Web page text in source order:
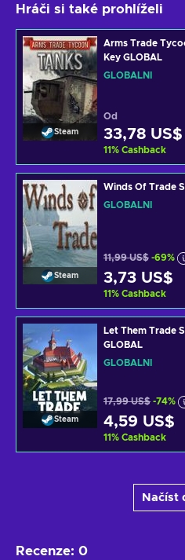
Hráči si také prohlíželi
Steam
Arms Trade
Key GLOBAL
GLOBÁLNÍ
Od
33,78 US$
11% Cashback
Steam
Winds Of Trade
GLOBÁLNÍ
11,99 US$ -69%
3,73 US$
11% Cashback
Steam
Let Them Trade
GLOBAL
GLOBÁLNÍ
17,99 US$ -74%
4,59 US$
11% Cashback
Načíst
Recenze: 0